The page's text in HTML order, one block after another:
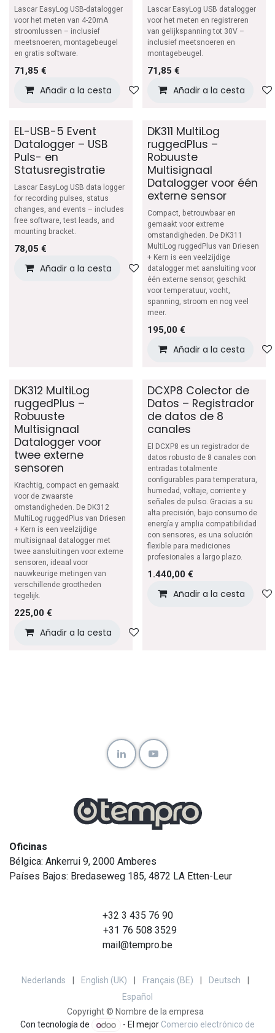
Lascar EasyLog USB-datalogger
voor het meten van 4-20mA
stroomlussen – inclusief
meetsnoeren, montagebeugel
en gratis software.
71,85 €
Añadir a la cesta Añadir a lista de deseos
Lascar EasyLog USB datalogger
voor het meten en registreren
van gelijkspanning tot 30V –
inclusief meetsnoeren en
montagebeugel.
71,85 €
Añadir a la cesta
EL-USB-5 Event
Datalogger – USB
Puls- en
Statusregistratie
Lascar EasyLog USB data logger
for recording pulses, status
changes, and events – includes
free software, test leads, and
mounting bracket.
78,05 €
Añadir a la cesta Añadir a lista de deseos
DK311 MultiLog
ruggedPlus –
Robuuste
Multisignaal
Datalogger voor één
externe sensor
Compact, betrouwbaar en
gemaakt voor extreme
omstandigheden. De DK311
MultiLog ruggedPlus van Driesen
+ Kern is een veelzijdige
datalogger met aansluiting voor
één externe sensor, geschikt
voor temperatuur, vocht,
spanning, stroom en nog veel
meer.
195,00€
Añadir a la cesta
DK312 MultiLog
ruggedPlus –
Robuuste
Multisignaal
Datalogger voor
twee externe
sensoren
Krachtig, compact en gemaakt
voor de zwaarste
omstandigheden. De DK312
MultiLog ruggedPlus van Driesen
+ Kern is een veelzijdige
multisignaal datalogger met
twee aansluitingen voor externe
sensoren, ideaal voor
nauwkeurige metingen van
verschillende grootheden
tegelijk.
225,00 €
Añadir a la cesta
DCXP8 Colector de
Datos – Registrador
de datos de 8
canales
El DCXP8 es un registrador de
datos robusto de 8 canales con
entradas totalmente
configurables para temperatura,
humedad, voltaje, corriente y
señales de pulso. Gracias a su
alta precisión, bajo consumo de
energía y amplia compatibilidad
con sensores, es una solución
flexible para mediciones
profesionales a largo plazo.
1.440,00€
Añadir a la cesta
Oficinas
Bélgica: Ankerrui 9, 2000 Amberes
Países Bajos: Bredaseweg 185, 4872 LA Etten-Leur
+32 3 435 76 90
+31 76 508 3529
mail@tempro.be
Copyright © Nombre de la empresa
Nederlands English (UK) Français (BE) Deutsch
Español
Con tecnología de - El mejor Comercio electrónico de